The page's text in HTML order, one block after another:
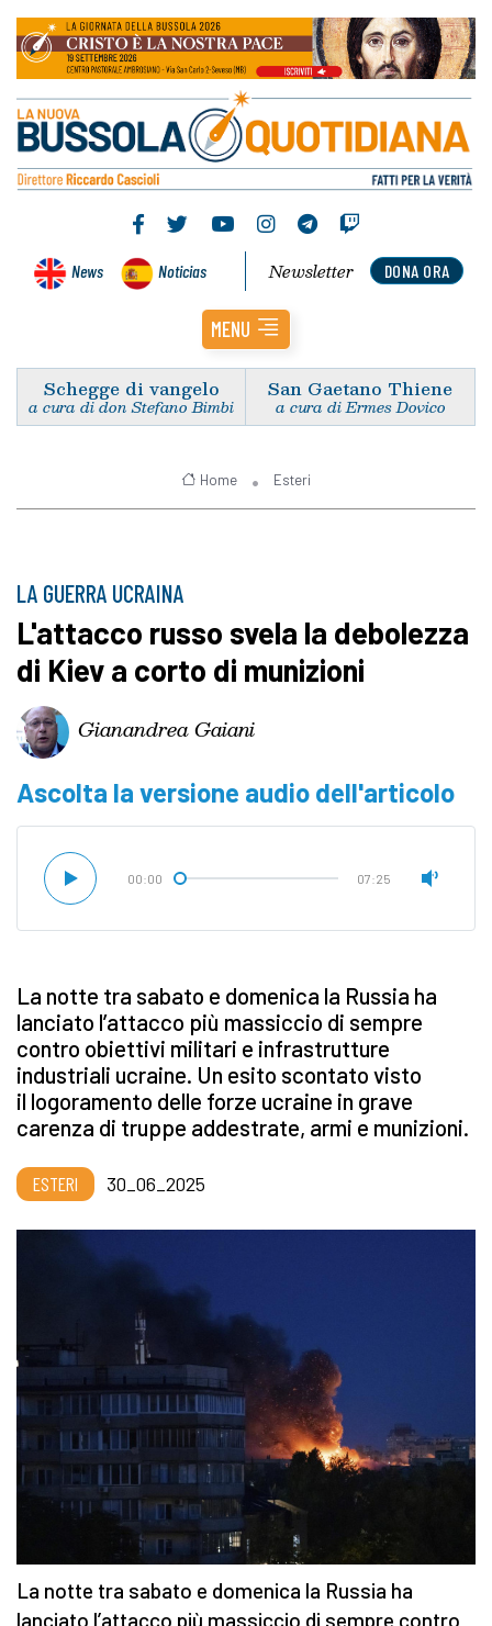
News Noticias DONA ORA
Newsletter
MENU
Schegge di vangelo
a cura di don Stefano Bimbi
San Gaetano Thiene
a cura di Ermes Dovico
Home Esteri
LA GUERRA UCRAINA
L'attacco russo svela la debolezza
di Kiev a corto di munizioni
Gianandrea Gaiani
Ascolta la versione audio dell'articolo
00:00 07:25
La notte tra sabato e domenica la Russia ha
lanciato l’attacco più massiccio di sempre
contro obiettivi militari e infrastrutture
industriali ucraine. Un esito scontato visto
il logoramento delle forze ucraine in grave
carenza di truppe addestrate, armi e munizioni.
ESTERI 30_06_2025
La notte tra sabato e domenica la Russia ha
lanciato l’attacco più massiccio di sempre contro